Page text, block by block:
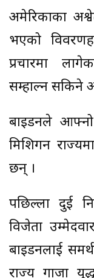
अमेरिकाका
भएको
प्रचारमा
सम्हाल्न सकिने
बाइडनले आफ्नो
मिशिगन
छन् ।
पछिल्ला दुई
विजेता
बाइडनलाई
राज्य गाजा